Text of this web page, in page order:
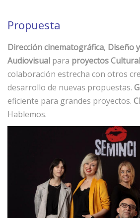
Propuesta
Dirección cinematográfica, Diseño
Audiovisual para proyectos
colaboración estrecha con otros
desarrollo de nuevas propuestas.
eficiente para grandes proyectos.
Hablemos.